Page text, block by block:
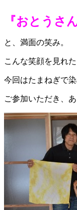
『おとうさ
と、満面の笑み。
こんな笑顔を見れ
今回はたまねぎで
ご参加いただき、